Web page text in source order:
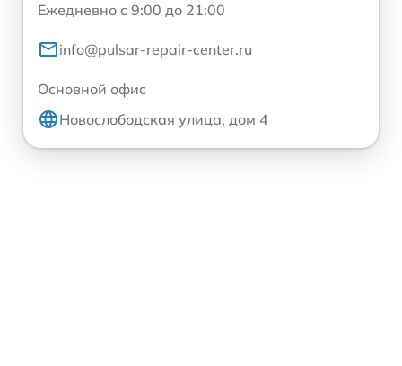
Ежедневно с 9:00 до 21:00
info@pulsar-repair-center.ru
Основной офис
Новослободская улица, дом 4